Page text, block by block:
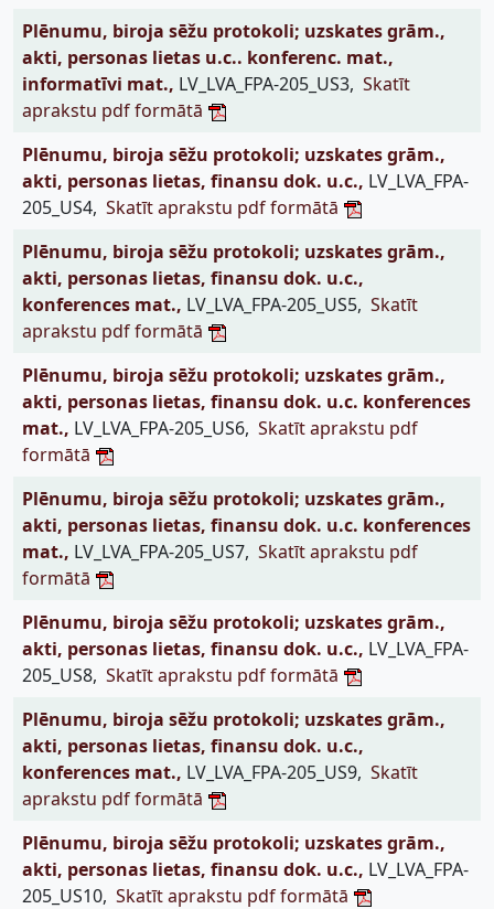
Plēnumu, biroja sēžu protokoli; uzskates grām.,
akti, personas lietas u.c.. konferenc. mat.,
informatīvi mat., LV_LVA_FPA-205_US3, Skatīt
aprakstu pdf formātā
Plēnumu, biroja sēžu protokoli; uzskates grām.,
akti, personas lietas, finansu dok. u.c., LV_LVA_FPA-
205_US4, Skatīt aprakstu pdf formātā
Plēnumu, biroja sēžu protokoli; uzskates grām.,
akti, personas lietas, finansu dok. u.c.,
konferences mat., LV_LVA_FPA-205_US5, Skatīt
aprakstu pdf formātā
Plēnumu, biroja sēžu protokoli; uzskates grām.,
akti, personas lietas, finansu dok. u.c. konferences
mat., LV_LVA_FPA-205_US6, Skatīt aprakstu pdf
formātā
Plēnumu, biroja sēžu protokoli; uzskates grām.,
akti, personas lietas, finansu dok. u.c. konferences
mat., LV_LVA_FPA-205_US7, Skatīt aprakstu pdf
formātā
Plēnumu, biroja sēžu protokoli; uzskates grām.,
akti, personas lietas, finansu dok. u.c., LV_LVA_FPA-
205_US8, Skatīt aprakstu pdf formātā
Plēnumu, biroja sēžu protokoli; uzskates grām.,
akti, personas lietas, finansu dok. u.c.,
konferences mat., LV_LVA_FPA-205_US9, Skatīt
aprakstu pdf formātā
Plēnumu, biroja sēžu protokoli; uzskates grām.,
akti, personas lietas, finansu dok. u.c., LV_LVA_FPA-
205_US10, Skatīt aprakstu pdf formātā